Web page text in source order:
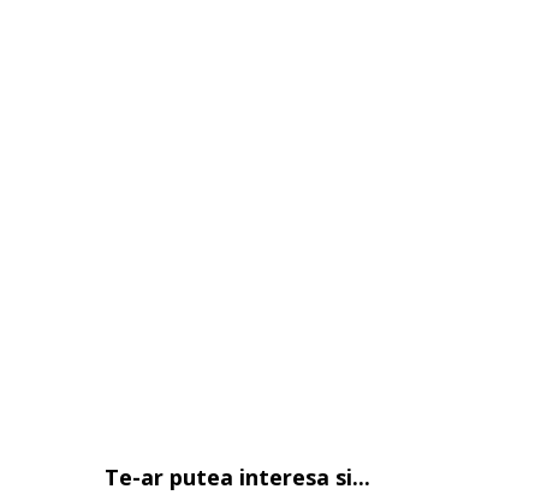
Te-ar putea interesa si...